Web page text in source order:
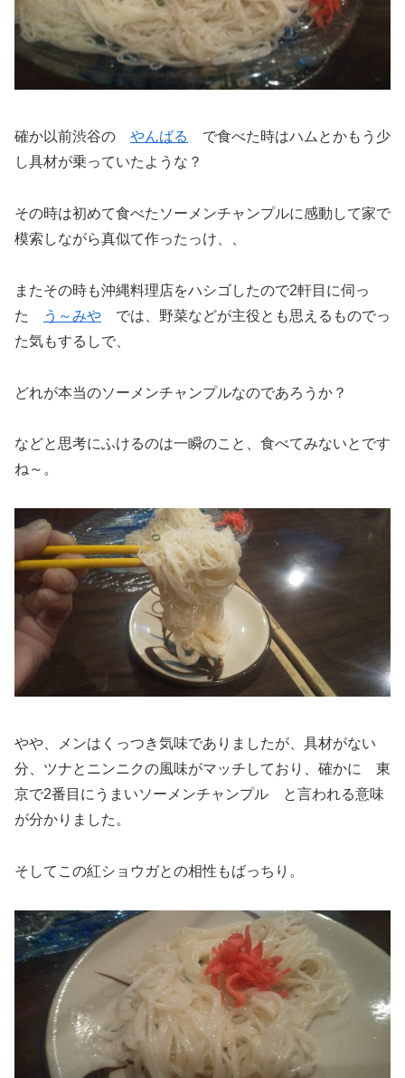
確か以前渋谷の やんばる
で食べた時はハムとかもう少
し具材が乗っていたような？
その時は初めて食べたソーメンチャンプルに感動して家で
模索しながら真似て作ったっけ、、
またその時も沖縄料理店をハシゴしたので2軒目に伺っ
た
う～みや では、野菜などが主役とも思えるものでっ
た気もするしで、
どれが本当のソーメンチャンプルなのであろうか？
などと思考にふけるのは一瞬のこと、食べてみないとです
ね～。
やや、メンはくっつき気味でありましたが、具材がない
分、ツナとニンニクの風味がマッチしており、確かに 東
京で2番目にうまいソーメンチャンプル と言われる意味
が分かりました。
そしてこの紅ショウガとの相性もばっちり。